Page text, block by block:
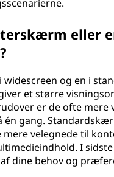
eller
og en i
et større
er de ofte
én gang.
velegnede til
I
dine behov og